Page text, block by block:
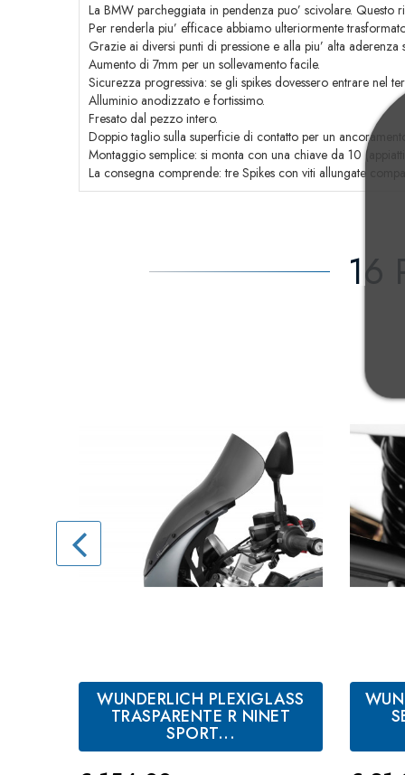
La BMW parcheggiata in pendenza puo’ scivolare.
Per renderla piu’ efficace abbiamo ulteriormente
Grazie ai diversi punti di pressione e alla piu’ alta
Aumento di 7mm per un sollevamento facile.
Sicurezza progressiva: se gli spikes dovessero entrare nel
Alluminio anodizzato e fortissimo.
Fresato dal pezzo intero.
Doppio taglio sulla superficie di contatto per un
Montaggio semplice: si monta con una chiave da 10
La consegna comprende: tre Spikes con viti allungate
16
WUNDERLICH PLEXIGLASS
TRASPARENTE R NINET
SPORT...